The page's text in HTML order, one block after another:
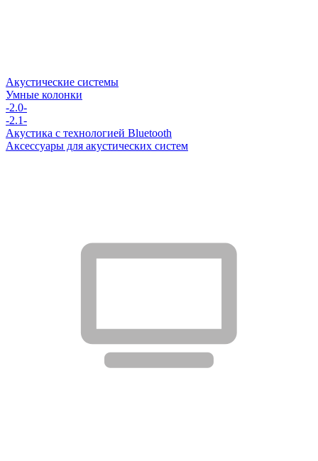
Акустические системы
Умные колонки
-2.0-
-2.1-
Акустика с технологией Bluetooth
Аксессуары для акустических систем